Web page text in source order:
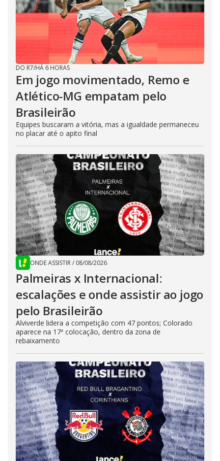
DO R7/HÁ 6 HORAS
Em jogo movimentado, Remo e
Atlético-MG empatam pelo
Brasileirão
Equipes buscaram a vitória, mas a igualdade permaneceu
no placar até o apito final
ONDE ASSISTIR/ 08/08/2026
Palmeiras x Internacional:
escalações e onde assistir ao jogo
pelo Brasileirão
Alviverde lidera a competição com 47 pontos; Colorado
aparece na 17ª colocação, dentro da zona de
rebaixamento